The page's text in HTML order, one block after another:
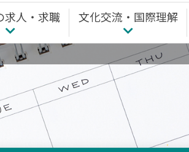
助成事業
求人・求職
の求人・求職 TOP
探す
定着サポート
文化交流・国際理解
文化交流・国際理解 TOP
国際理解・交流のための講座
国際交流イベント
ホームステイコーディネート
フェアトレード活動支援
市民グループ活動支援
支援者・
研修・養
ボランテ
通訳・翻
教材・報